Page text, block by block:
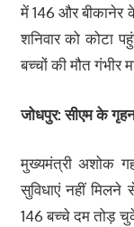
में 146 और बीकानेर
शनिवार को कोटा
बच्चों की मौत गंभीर
जोधपुर: सीएम के
मुख्यमंत्री अशोक
सुविधाएं नहीं
146 बच्चे दम तोड़